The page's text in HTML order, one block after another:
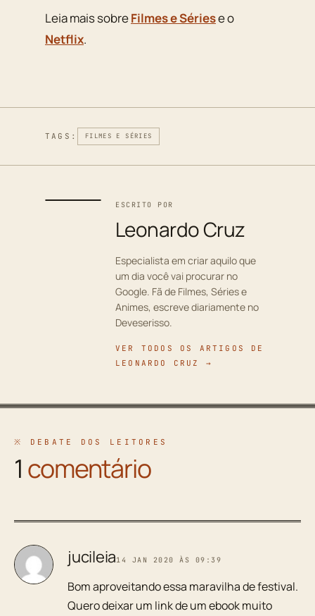
Leia mais sobreFilmes e Sériese o
Netflix.
TAGS: FILMES E SÉRIES
ESCRITO POR
Leonardo Cruz
Especialista em criar aquilo que
um dia você vai procurar no
Google. Fã de Filmes, Séries e
Animes, escreve diariamente no
Deveserisso.
VER TODOS OS ARTIGOS DE
LEONARDO CRUZ →
※ DEBATE DOS LEITORES
1 comentário
jucileia14 JAN 2020 ÀS 09:39
Bom aproveitando essa maravilha de festival.
Quero deixar um link de um ebook muito